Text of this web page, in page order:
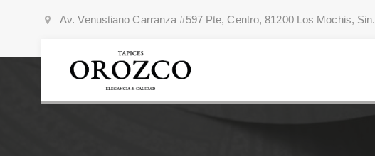
Av. Venustiano Carranza #597 Pte, Centro, 81200 Los Mochis, Sin.